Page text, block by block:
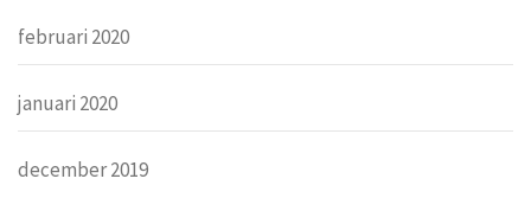
februari 2020
januari 2020
december 2019